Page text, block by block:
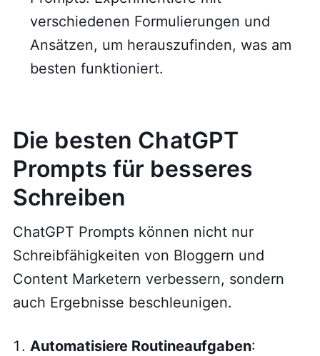
verschiedenen Formulierungen und
Ansätzen, um herauszufinden, was am
besten funktioniert.
Die besten ChatGPT
Prompts für besseres
Schreiben
ChatGPT Prompts können nicht nur
Schreibfähigkeiten von Bloggern und
Content Marketern verbessern, sondern
auch Ergebnisse beschleunigen.
Automatisiere Routineaufgaben: